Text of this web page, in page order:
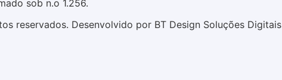
sob n.o 1.256.
reservados. Desenvolvido por BT Design Soluções Digitais